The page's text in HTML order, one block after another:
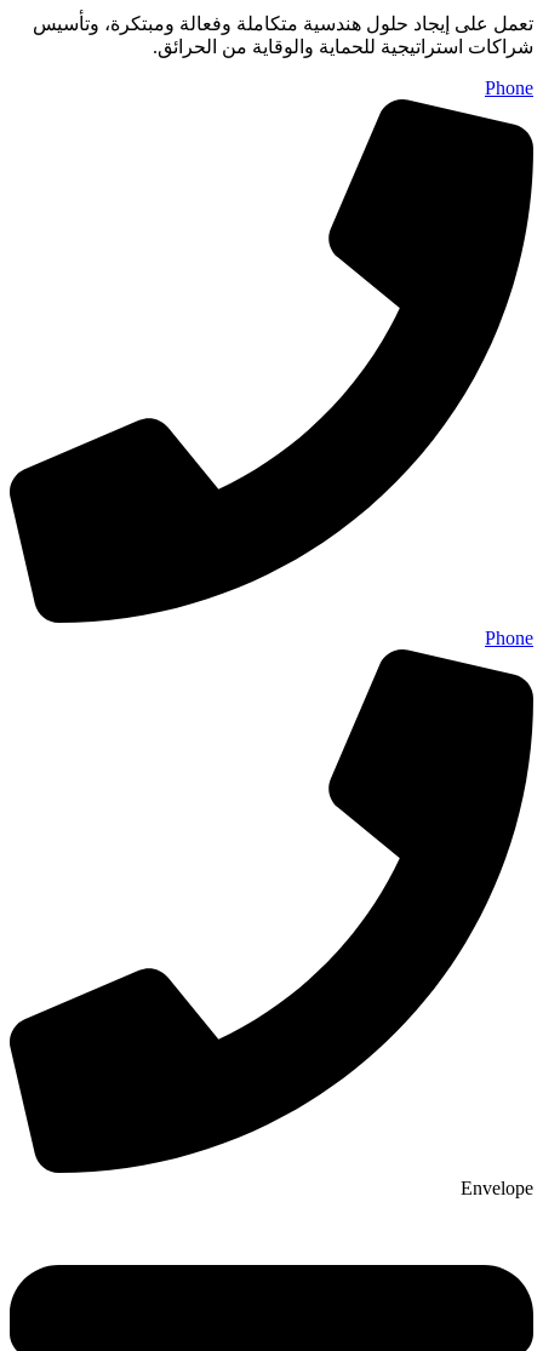
تعمل على إيجاد حلول هندسية متكاملة وفعالة ومبتكرة، وتأسيس
شراكات استراتيجية للحماية والوقاية من الحرائق.
Phone
Phone
Envelope